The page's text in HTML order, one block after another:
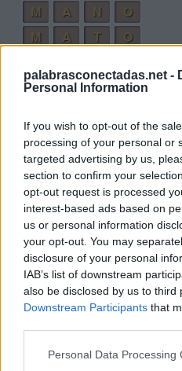
palabrasconectadas.net -
Personal Information
If you wish to opt-out of the
processing of your personal or
targeted advertising by us,
section to confirm your
opt-out request is processed
interest-based ads based on
us or personal information
your opt-out. You may
disclosure of your personal
IAB’s list of downstream
also be disclosed by us to third
Downstream Participants that
Personal Data Processing
M
A N
O
M
A T
O
T
O M A
Palabras extra:
N
O T
A
T
O M
A
M
O N
A
M
O N T
A
M
A N T
O
T
A N
O
T
O N
A
A
T
O
A
O